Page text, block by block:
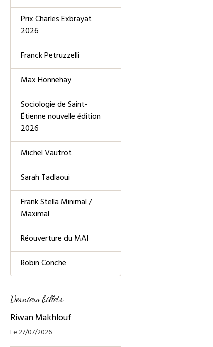
Prix Charles Exbrayat
2026
Franck Petruzzelli
Max Honnehay
Sociologie de Saint-
Étienne nouvelle édition
2026
Michel Vautrot
Sarah Tadlaoui
Frank Stella Minimal /
Maximal
Réouverture du MAI
Robin Conche
Derniers billets
Riwan Makhlouf
Le 27/07/2026